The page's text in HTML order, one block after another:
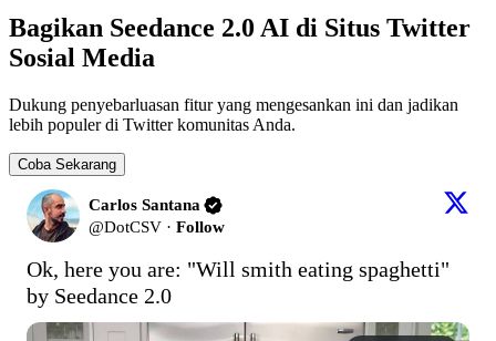
Bagikan Seedance 2.0 AI di Situs Twitter
Sosial Media
Dukung penyebarluasan fitur yang mengesankan ini dan jadikan
lebih populer di Twitter komunitas Anda.
Coba Sekarang
Carlos Santana
@DotCSV · Follow
Ok, here you are: "Will smith eating spaghetti"
by Seedance 2.0